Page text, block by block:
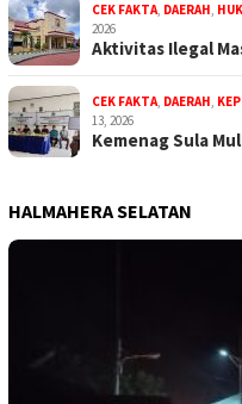
CEK FAKTA, DAERAH,
2026
Aktivitas Ilegal
CEK FAKTA, DAERAH,
13, 2026
Kemenag Sula
HALMAHERA SELATAN